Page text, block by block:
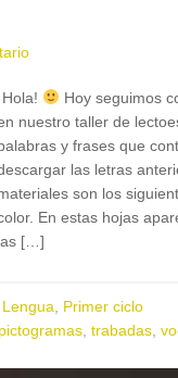
Hoy seguimos
nuestro taller de
y frases que
las letras
son los
En estas hojas
[…]
Lengua
Primer ciclo
pictogramas trabadas